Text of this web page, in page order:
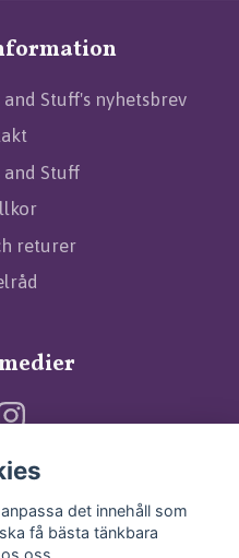
Stuff's nyhetsbrev
and Stuff
returer
det innehåll som
få bästa tänkbara
oss.